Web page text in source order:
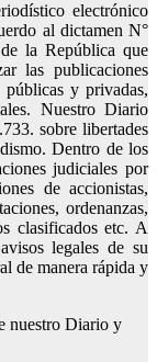
electrónico
al dictamen N°
la República que
las publicaciones
públicas y privadas,
Nuestro Diario
sobre libertades
Dentro de los
judiciales por
de accionistas,
ordenanzas,
clasificados etc. A
legales de su
de manera rápida y
nuestro Diario y